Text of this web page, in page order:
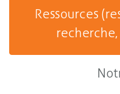
Ressources
recherche,